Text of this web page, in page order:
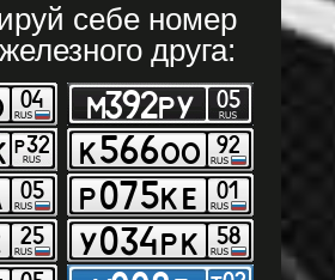
себе номер
друга: